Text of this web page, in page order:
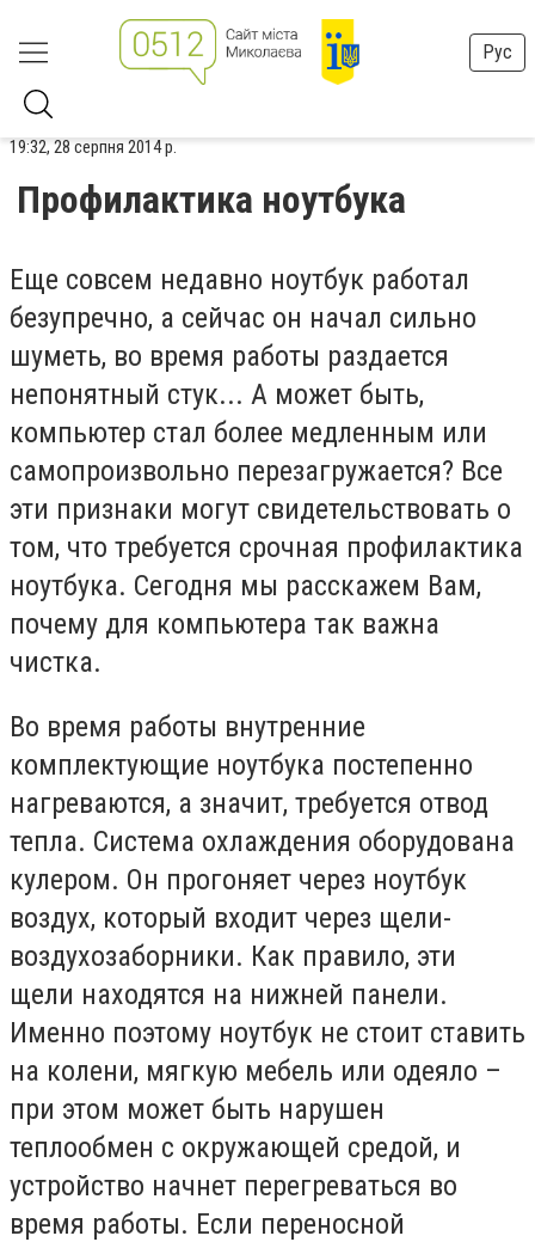
Рус
19:32, 28 серпня 2014 р.
Профилактика ноутбука
Еще совсем недавно ноутбук работал
безупречно, а сейчас он начал сильно
шуметь, во время работы раздается
непонятный стук... А может быть,
компьютер стал более медленным или
самопроизвольно перезагружается? Все
эти признаки могут свидетельствовать о
том, что требуется срочная профилактика
ноутбука. Сегодня мы расскажем Вам,
почему для компьютера так важна
чистка.
Во время работы внутренние
комплектующие ноутбука постепенно
нагреваются, а значит, требуется отвод
тепла. Система охлаждения оборудована
кулером. Он прогоняет через ноутбук
воздух, который входит через щели-
воздухозаборники. Как правило, эти
щели находятся на нижней панели.
Именно поэтому ноутбук не стоит ставить
на колени, мягкую мебель или одеяло –
при этом может быть нарушен
теплообмен с окружающей средой, и
устройство начнет перегреваться во
время работы. Если переносной